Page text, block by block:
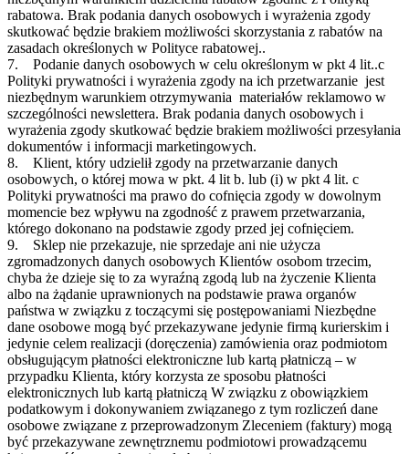
rabatowa. Brak podania danych osobowych i wyrażenia zgody
skutkować będzie brakiem możliwości skorzystania z rabatów na
zasadach określonych w Polityce rabatowej..
7. Podanie danych osobowych w celu określonym w pkt 4 lit..c
Polityki prywatności i wyrażenia zgody na ich przetwarzanie jest
niezbędnym warunkiem otrzymywania materiałów reklamowo w
szczególności newslettera. Brak podania danych osobowych i
wyrażenia zgody skutkować będzie brakiem możliwości przesyłania
dokumentów i informacji marketingowych.
8. Klient, który udzielił zgody na przetwarzanie danych
osobowych, o której mowa w pkt. 4 lit b. lub (i) w pkt 4 lit. c
Polityki prywatności ma prawo do cofnięcia zgody w dowolnym
momencie bez wpływu na zgodność z prawem przetwarzania,
którego dokonano na podstawie zgody przed jej cofnięciem.
9. Sklep nie przekazuje, nie sprzedaje ani nie użycza
zgromadzonych danych osobowych Klientów osobom trzecim,
chyba że dzieje się to za wyraźną zgodą lub na życzenie Klienta
albo na żądanie uprawnionych na podstawie prawa organów
państwa w związku z toczącymi się postępowaniami Niezbędne
dane osobowe mogą być przekazywane jedynie firmą kurierskim i
jedynie celem realizacji (doręczenia) zamówienia oraz podmiotom
obsługującym płatności elektroniczne lub kartą płatniczą – w
przypadku Klienta, który korzysta ze sposobu płatności
elektronicznych lub kartą płatniczą W związku z obowiązkiem
podatkowym i dokonywaniem związanego z tym rozliczeń dane
osobowe związane z przeprowadzonym Zleceniem (faktury) mogą
być przekazywane zewnętrznemu podmiotowi prowadzącemu